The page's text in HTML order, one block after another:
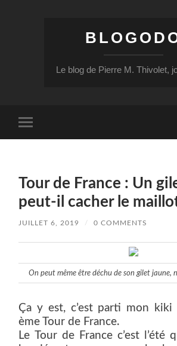
Le blog de Pierre M. Thivolet,
mobile
Tour de France : Un
peut-il cacher le
JUILLET 6, 2019 / 0 COMMENTS
On peut même être déchu de son gilet jaune,
Ça y est, c’est parti mon
ème Tour de France.
Le Tour de France c’est l’été